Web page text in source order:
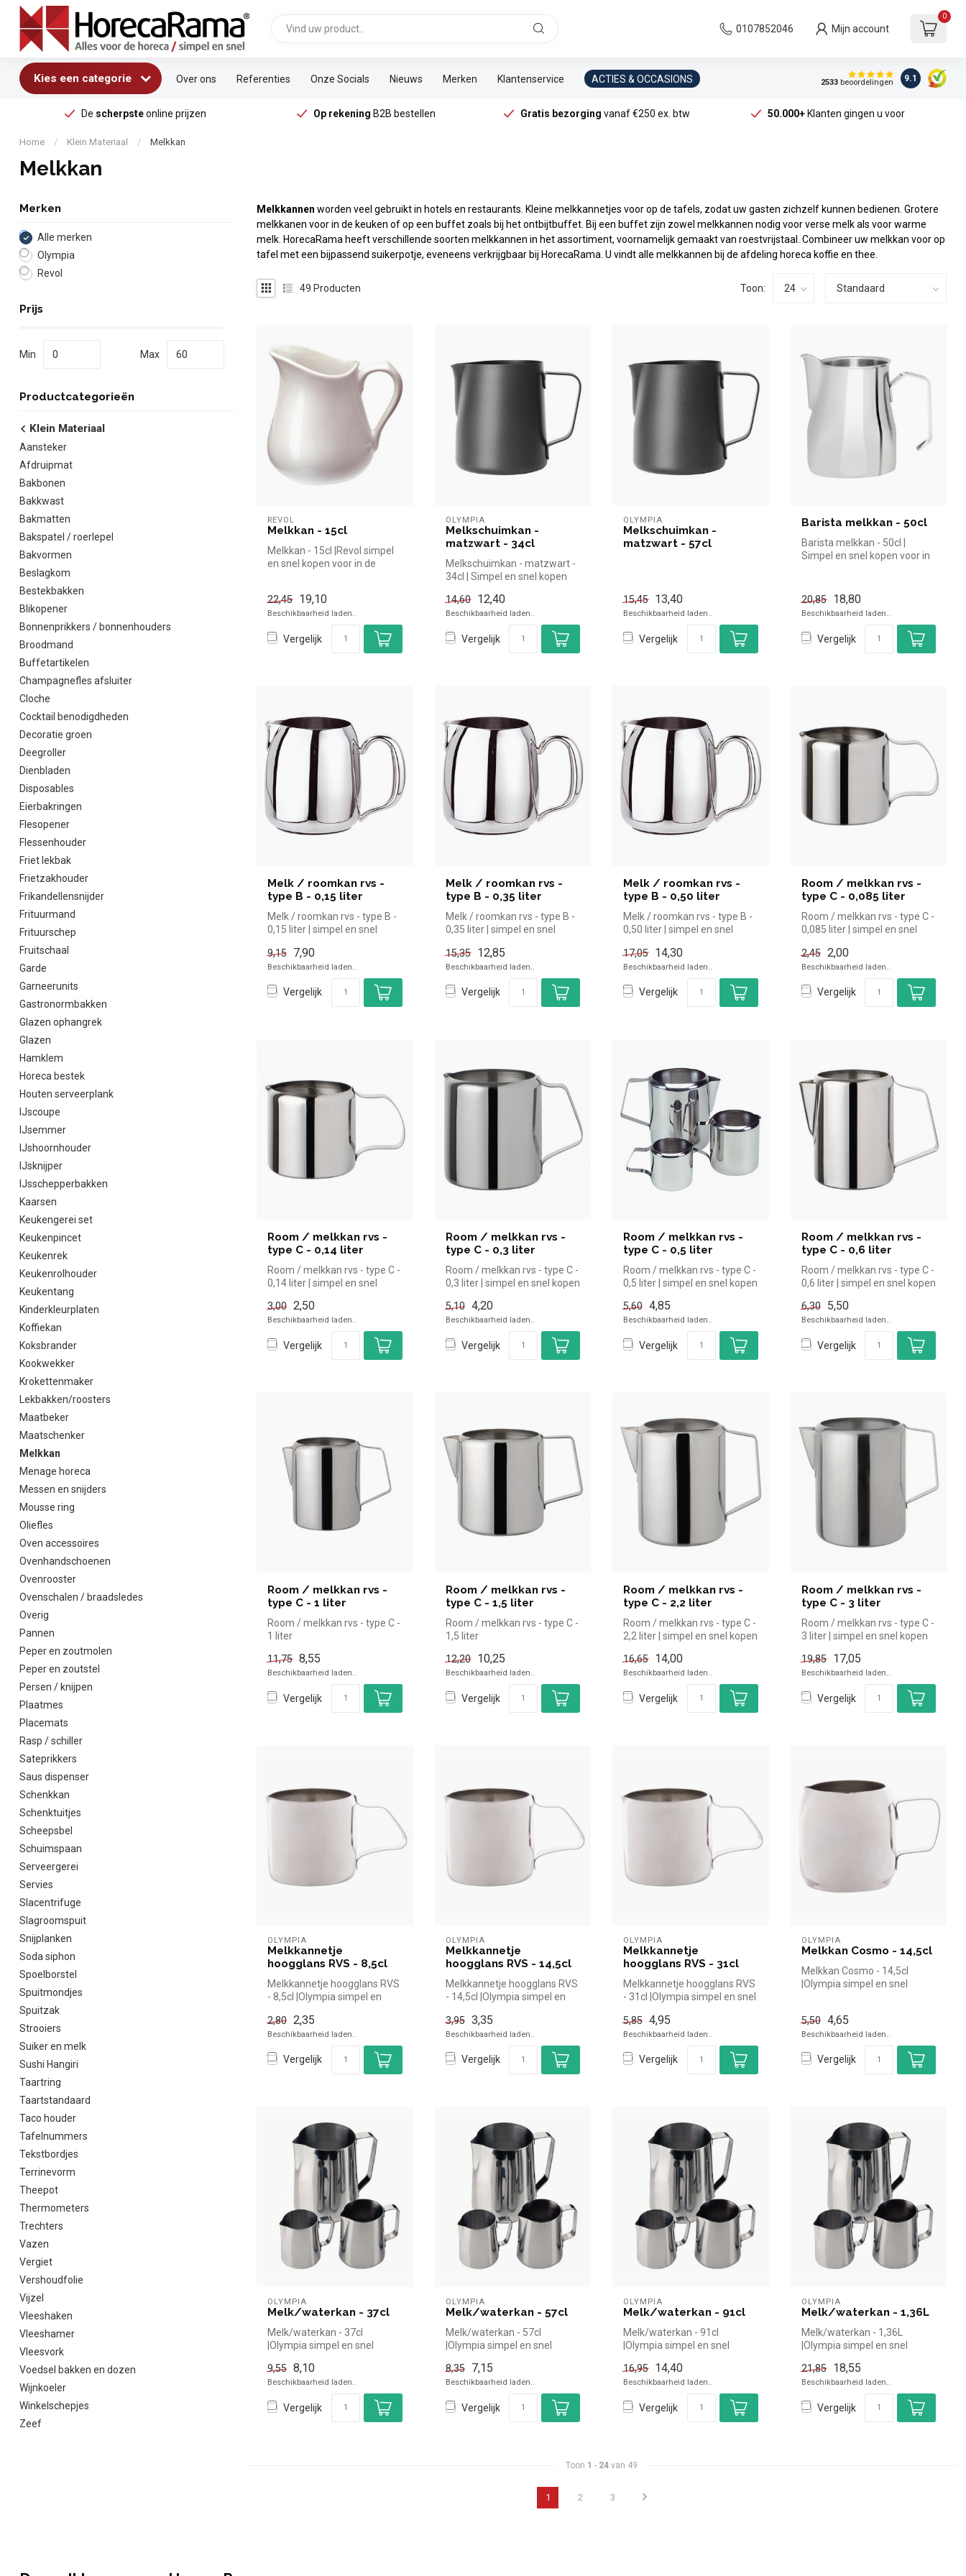
0107852046 Mijn account
0
Kies een categorie Over ons Referenties Onze Socials Nieuws Merken Klantenservice ACTIES & OCCASIONS 2533beoordelingen 9.1
De scherpsteonline prijzen Op rekening B2B bestellen Gratis bezorging vanaf €250 ex. btw 50.000+Klanten gingen u voor
Home / Klein Materiaal / Melkkan
Melkkan
Merken
Alle merken
Olympia
Revol
Prijs
Min Max
Productcategorieën
Klein Materiaal
Aansteker
Afdruipmat
Bakbonen
Bakkwast
Bakmatten
Bakspatel / roerlepel
Bakvormen
Beslagkom
Bestekbakken
Blikopener
Bonnenprikkers / bonnenhouders
Broodmand
Buffetartikelen
Champagnefles afsluiter
Cloche
Cocktail benodigdheden
Decoratie groen
Deegroller
Dienbladen
Disposables
Eierbakringen
Flesopener
Flessenhouder
Friet lekbak
Frietzakhouder
Frikandellensnijder
Frituurmand
Frituurschep
Fruitschaal
Garde
Garneerunits
Gastronormbakken
Glazen ophangrek
Glazen
Hamklem
Horeca bestek
Houten serveerplank
IJscoupe
IJsemmer
IJshoornhouder
IJsknijper
IJsschepperbakken
Kaarsen
Keukengerei set
Keukenpincet
Keukenrek
Keukenrolhouder
Keukentang
Kinderkleurplaten
Koffiekan
Koksbrander
Kookwekker
Krokettenmaker
Lekbakken/roosters
Maatbeker
Maatschenker
Melkkan
Menage horeca
Messen en snijders
Mousse ring
Oliefles
Oven accessoires
Ovenhandschoenen
Ovenrooster
Ovenschalen / braadsledes
Overig
Pannen
Peper en zoutmolen
Peper en zoutstel
Persen / knijpen
Plaatmes
Placemats
Rasp / schiller
Sateprikkers
Saus dispenser
Schenkkan
Schenktuitjes
Scheepsbel
Schuimspaan
Serveergerei
Servies
Slacentrifuge
Slagroomspuit
Snijplanken
Soda siphon
Spoelborstel
Spuitmondjes
Spuitzak
Strooiers
Suiker en melk
Sushi Hangiri
Taartring
Taartstandaard
Taco houder
Tafelnummers
Tekstbordjes
Terrinevorm
Theepot
Thermometers
Trechters
Vazen
Vergiet
Vershoudfolie
Vijzel
Vleeshaken
Vleeshamer
Vleesvork
Voedsel bakken en dozen
Wijnkoeler
Winkelschepjes
Zeef
Melkkannen worden veel gebruikt in hotels en restaurants. Kleine melkkannetjes voor op de tafels, zodat uw gasten zichzelf kunnen bedienen. Grotere
melkkanen voor in de keuken of op een buffet zoals bij het ontbijtbuffet. Bij een buffet zijn zowel melkkannen nodig voor verse melk als voor warme
melk. HorecaRama heeft verschillende soorten melkkannen in het assortiment, voornamelijk gemaakt van roestvrijstaal. Combineer uw melkkan voor op
tafel met een bijpassend suikerpotje, eveneens verkrijgbaar bij HorecaRama. U vindt alle melkkannen bij de afdeling horeca koffie en thee.
49 Producten Toon:
REVOL
Melkkan - 15cl
Melkkan - 15cl |Revol simpel
en snel kopen voor in de
22,45 19,10
Beschikbaarheid laden..
Vergelijk
OLYMPIA
Melkschuimkan -
matzwart - 34cl
Melkschuimkan - matzwart -
34cl | Simpel en snel kopen
14,60 12,40
Beschikbaarheid laden..
Vergelijk
OLYMPIA
Melkschuimkan -
matzwart - 57cl
15,45 13,40
Beschikbaarheid laden..
Vergelijk
Barista melkkan - 50cl
Barista melkkan - 50cl |
Simpel en snel kopen voor in
20,85 18,80
Beschikbaarheid laden..
Vergelijk
Melk / roomkan rvs -
type B - 0,15 liter
Melk / roomkan rvs - type B -
0,15 liter | simpel en snel
9,15 7,90
Beschikbaarheid laden..
Vergelijk
Melk / roomkan rvs -
type B - 0,35 liter
Melk / roomkan rvs - type B -
0,35 liter | simpel en snel
15,35 12,85
Beschikbaarheid laden..
Vergelijk
Melk / roomkan rvs -
type B - 0,50 liter
Melk / roomkan rvs - type B -
0,50 liter | simpel en snel
17,05 14,30
Beschikbaarheid laden..
Vergelijk
Room / melkkan rvs -
type C - 0,085 liter
Room / melkkan rvs - type C -
0,085 liter | simpel en snel
2,45 2,00
Beschikbaarheid laden..
Vergelijk
Room / melkkan rvs -
type C - 0,14 liter
Room / melkkan rvs - type C -
0,14 liter | simpel en snel
3,00 2,50
Beschikbaarheid laden..
Vergelijk
Room / melkkan rvs -
type C - 0,3 liter
Room / melkkan rvs - type C -
0,3 liter | simpel en snel kopen
5,10 4,20
Beschikbaarheid laden..
Vergelijk
Room / melkkan rvs -
type C - 0,5 liter
Room / melkkan rvs - type C -
0,5 liter | simpel en snel kopen
5,60 4,85
Beschikbaarheid laden..
Vergelijk
Room / melkkan rvs -
type C - 0,6 liter
Room / melkkan rvs - type C -
0,6 liter | simpel en snel kopen
6,30 5,50
Beschikbaarheid laden..
Vergelijk
Room / melkkan rvs -
type C - 1 liter
Room / melkkan rvs - type C -
1 liter
11,75 8,55
Beschikbaarheid laden..
Vergelijk
Room / melkkan rvs -
type C - 1,5 liter
Room / melkkan rvs - type C -
1,5 liter
12,20 10,25
Beschikbaarheid laden..
Vergelijk
Room / melkkan rvs -
type C - 2,2 liter
Room / melkkan rvs - type C -
2,2 liter | simpel en snel kopen
16,65 14,00
Beschikbaarheid laden..
Vergelijk
Room / melkkan rvs -
type C - 3 liter
Room / melkkan rvs - type C -
3 liter | simpel en snel kopen
19,85 17,05
Beschikbaarheid laden..
Vergelijk
OLYMPIA
Melkkannetje
hoogglans RVS - 8,5cl
Melkkannetje hoogglans RVS
- 8,5cl |Olympia simpel en
2,80 2,35
Beschikbaarheid laden..
Vergelijk
OLYMPIA
Melkkannetje
hoogglans RVS - 14,5cl
Melkkannetje hoogglans RVS
- 14,5cl |Olympia simpel en
3,95 3,35
Beschikbaarheid laden..
Vergelijk
OLYMPIA
Melkkannetje
hoogglans RVS - 31cl
Melkkannetje hoogglans RVS
- 31cl |Olympia simpel en snel
5,85 4,95
Beschikbaarheid laden..
Vergelijk
OLYMPIA
Melkkan Cosmo - 14,5cl
Melkkan Cosmo - 14,5cl
|Olympia simpel en snel
5,50 4,65
Beschikbaarheid laden..
Vergelijk
OLYMPIA
Melk/waterkan - 37cl
Melk/waterkan - 37cl
|Olympia simpel en snel
Overzichte...
9,55 8,10
Beschikbaarheid laden..
Vergelijk
OLYMPIA
Melk/waterkan - 57cl
Melk/waterkan - 57cl
|Olympia simpel en snel
Overzichte...
8,35 7,15
Beschikbaarheid laden..
Vergelijk
OLYMPIA
Melk/waterkan - 91cl
Melk/waterkan - 91cl
|Olympia simpel en snel
Overzichte...
16,95 14,40
Beschikbaarheid laden..
Vergelijk
OLYMPIA
Melk/waterkan - 1,36L
Melk/waterkan - 1,36L
|Olympia simpel en snel
Overzicht...
21,85 18,55
Beschikbaarheid laden..
Vergelijk
Toon 1 - 24 van 49
1 2 3